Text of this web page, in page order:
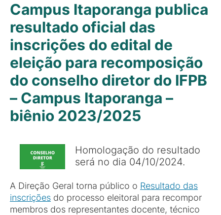
Campus Itaporanga publica
resultado oficial das
inscrições do edital de
eleição para recomposição
do conselho diretor do IFPB
– Campus Itaporanga –
biênio 2023/2025
Homologação do resultado
será no dia 04/10/2024.
A Direção Geral torna público o Resultado das
inscrições do processo eleitoral para recompor
membros dos representantes docente, técnico